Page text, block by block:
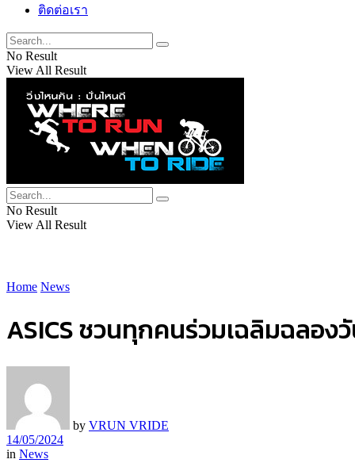
ติดต่อเรา
No Result
View All Result
No Result
View All Result
Home News
ASICS ชวนทุกคนร่วมเฉลิมฉลอ
by VRUN VRIDE
14/05/2024
in News